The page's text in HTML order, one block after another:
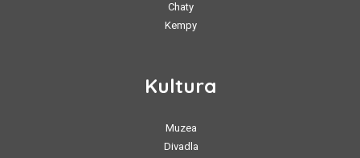
Chaty
Kempy
Kultura
Muzea
Divadla